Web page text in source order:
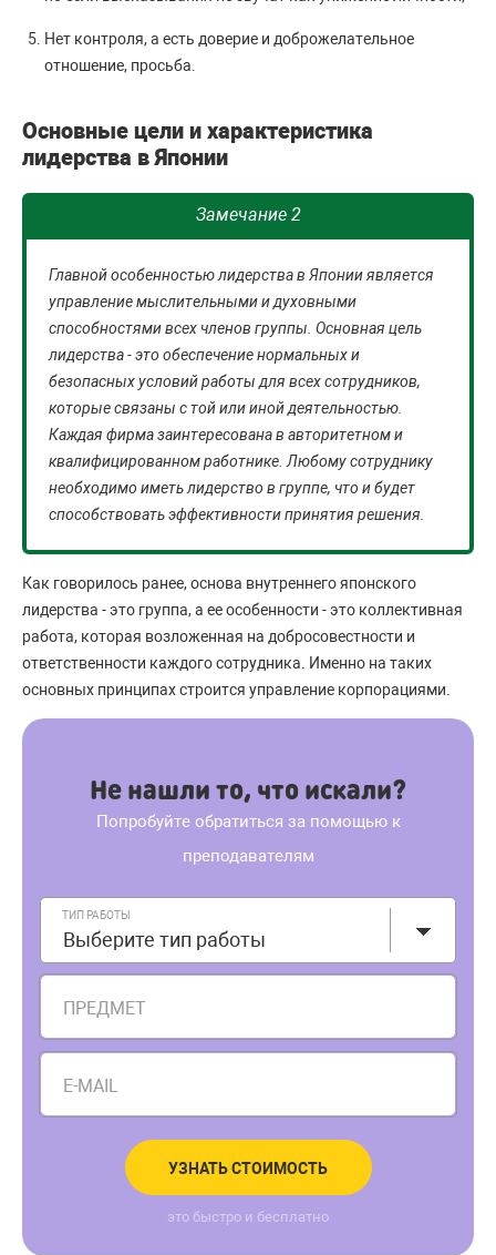
Нет контроля, а есть доверие и доброжелательное
отношение, просьба.
Основные цели и характеристика
лидерства в Японии
Замечание 2
Главной особенностью лидерства в Японии является
управление мыслительными и духовными
способностями всех членов группы. Основная цель
лидерства - это обеспечение нормальных и
безопасных условий работы для всех сотрудников,
которые связаны с той или иной деятельностью.
Каждая фирма заинтересована в авторитетном и
квалифицированном работнике. Любому сотруднику
необходимо иметь лидерство в группе, что и будет
способствовать эффективности принятия решения.
Как говорилось ранее, основа внутреннего японского
лидерства - это группа, а ее особенности - это коллективная
работа, которая возложенная на добросовестности и
ответственности каждого сотрудника. Именно на таких
основных принципах строится управление корпорациями.
Не нашли то, что искали?
Попробуйте обратиться за помощью к
преподавателям
ТИП РАБОТЫ
Выберите тип работы
ПРЕДМЕТ
E-MAIL
УЗНАТЬ СТОИМОСТЬ
это быстро и бесплатно